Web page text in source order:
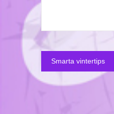
Smarta vintertips